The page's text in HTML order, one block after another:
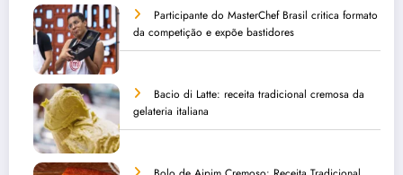
Participante do MasterChef Brasil critica formato
da competição e expõe bastidores
Bacio di Latte: receita tradicional cremosa da
gelateria italiana